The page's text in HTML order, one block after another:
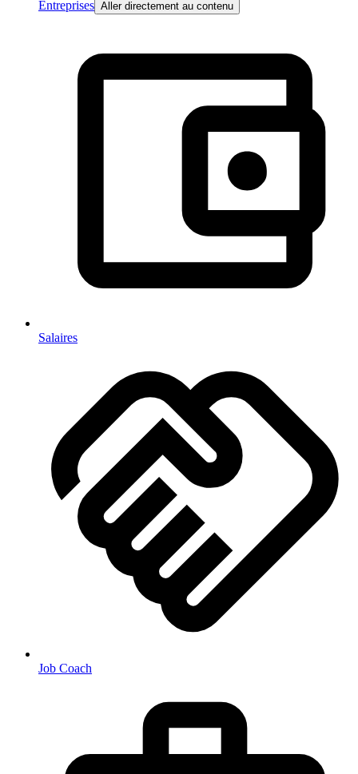
Entreprises Aller directement au contenu
Salaires
Job Coach